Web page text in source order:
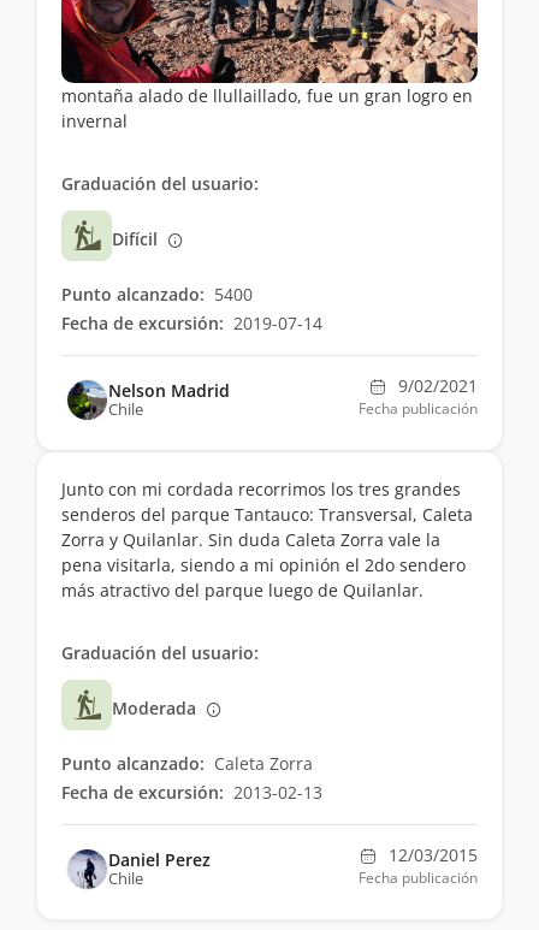
montaña alado de llullaillado, fue un gran logro en
invernal
Graduación del usuario:
Difícil
Punto alcanzado: 5400
Fecha de excursión: 2019-07-14
Nelson Madrid
Chile
9/02/2021
Fecha publicación
Junto con mi cordada recorrimos los tres grandes
senderos del parque Tantauco: Transversal, Caleta
Zorra y Quilanlar. Sin duda Caleta Zorra vale la
pena visitarla, siendo a mi opinión el 2do sendero
más atractivo del parque luego de Quilanlar.
Graduación del usuario:
Moderada
Punto alcanzado: Caleta Zorra
Fecha de excursión: 2013-02-13
Daniel Perez
Chile
12/03/2015
Fecha publicación